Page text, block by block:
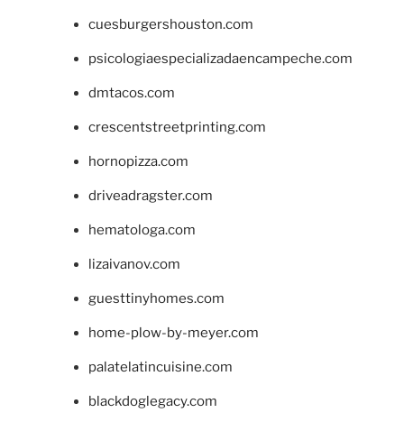
cuesburgershouston.com
psicologiaespecializadaencampeche.com
dmtacos.com
crescentstreetprinting.com
hornopizza.com
driveadragster.com
hematologa.com
lizaivanov.com
guesttinyhomes.com
home-plow-by-meyer.com
palatelatincuisine.com
blackdoglegacy.com